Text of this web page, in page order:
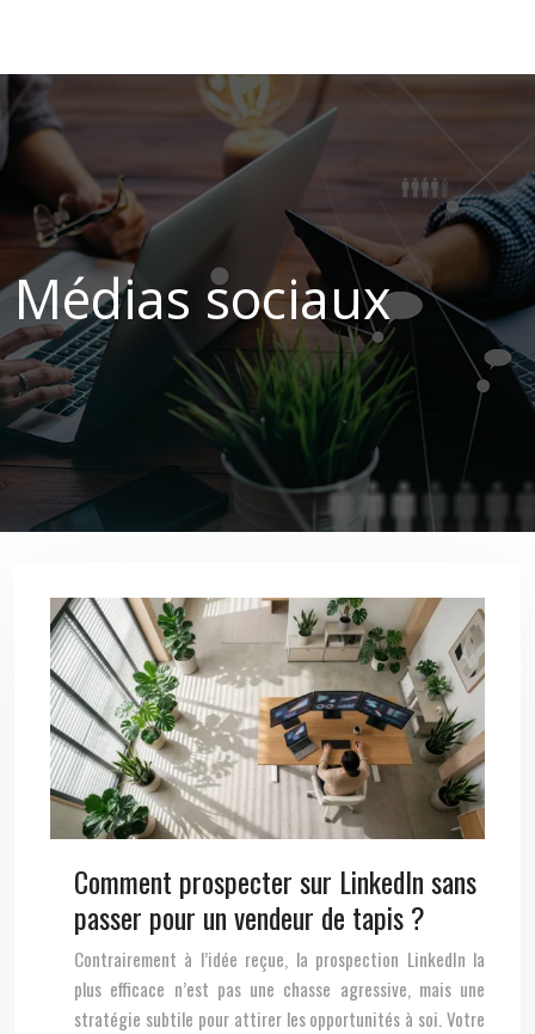
Médias sociaux
Comment prospecter sur LinkedIn sans
passer pour un vendeur de tapis ?
Contrairement à l’idée reçue, la prospection LinkedIn la
plus efficace n’est pas une chasse agressive, mais une
stratégie subtile pour attirer les opportunités à soi. Votre